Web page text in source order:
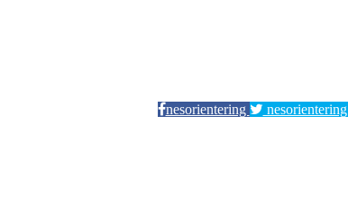
nesorientering nesorientering